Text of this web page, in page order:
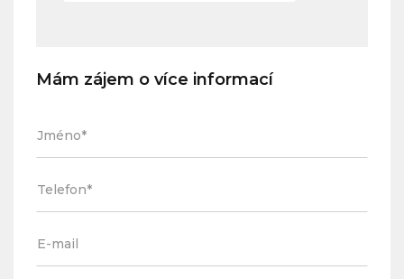
Mám zájem o více informací